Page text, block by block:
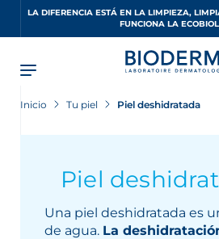
LA DIFERENCIA ESTÁ EN LA LIMPIEZA,
FUNCIONA LA
Inicio Tu piel Piel deshidratada
Piel
Una piel deshidratada es
de agua. La